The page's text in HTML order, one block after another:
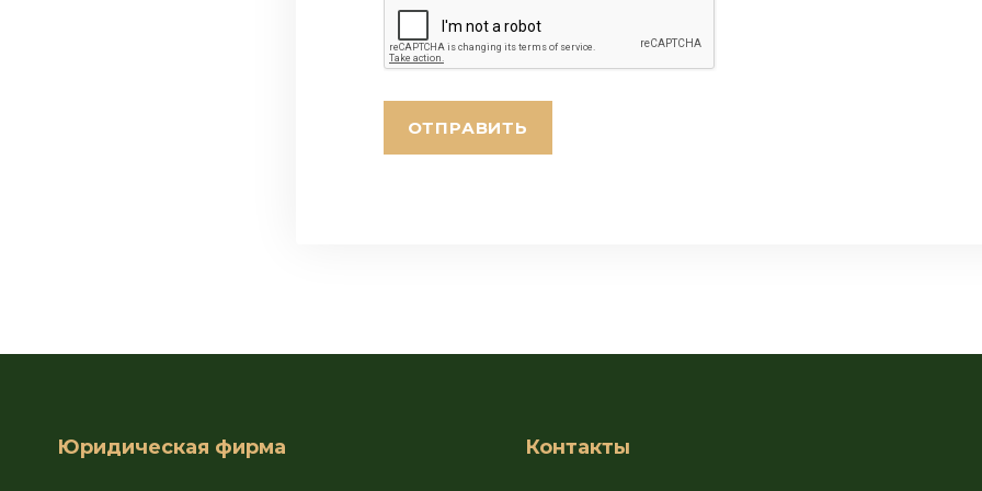
Юридическая фирма Контакты